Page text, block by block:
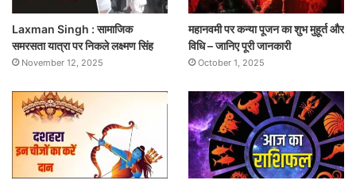
Laxman Singh : सामाजिक
समरसता यात्रा पर निकले लक्ष्मण सिंह
November 12, 2025
महानवमी पर कन्या पूजन का शुभ मुहूर्त और
विधि – जानिए पूरी जानकारी
October 1, 2025